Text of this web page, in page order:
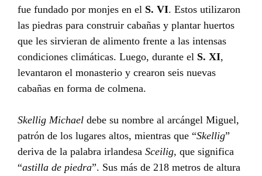
fue fundado por monjes en el S. VI. Estos utilizaron
las piedras para construir cabañas y plantar huertos
que les sirvieran de alimento frente a las intensas
condiciones climáticas. Luego, durante el S. XI,
levantaron el monasterio y crearon seis nuevas
cabañas en forma de colmena.
Skellig Michael debe su nombre al arcángel Miguel,
patrón de los lugares altos, mientras que “Skellig”
deriva de la palabra irlandesa Sceilig, que significa
“astilla de piedra”. Sus más de 218 metros de altura